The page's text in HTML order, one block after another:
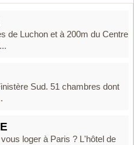
de Luchon et à 200m du Centre
Sud. 51 chambres dont
loger à Paris ? L'hôtel de